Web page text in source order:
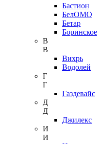
Бастион
БелОМО
Бетар
Боринское
В
В
Вихрь
Водолей
Г
Г
Газдевайс
Д
Д
Джилекс
И
И